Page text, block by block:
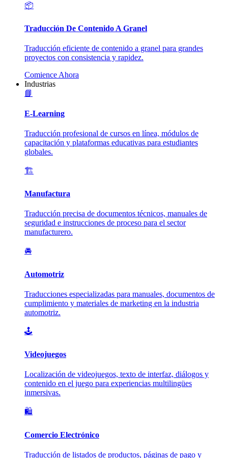
📦
Traducción De Contenido A Granel
Traducción eficiente de contenido a granel para grandes
proyectos con consistencia y rapidez.
Comience Ahora
Industrias
📘
E-Learning
Traducción profesional de cursos en línea, módulos de
capacitación y plataformas educativas para estudiantes
globales.
🏗️
Manufactura
Traducción precisa de documentos técnicos, manuales de
seguridad e instrucciones de proceso para el sector
manufacturero.
🚘
Automotriz
Traducciones especializadas para manuales, documentos de
cumplimiento y materiales de marketing en la industria
automotriz.
🕹️
Videojuegos
Localización de videojuegos, texto de interfaz, diálogos y
contenido en el juego para experiencias multilingües
inmersivas.
🛍️
Comercio Electrónico
Traducción de listados de productos, páginas de pago y